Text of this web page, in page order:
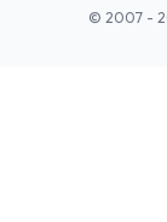
© 2007 -